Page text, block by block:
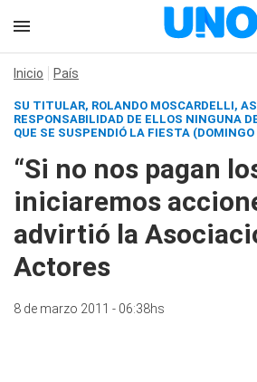
Inicio País
SU TITULAR, ROLANDO MOSCARDELLI,
RESPONSABILIDAD DE ELLOS NINGUNA
QUE SE SUSPENDIÓ LA FIESTA
“Si no nos pagan
iniciaremos
advirtió la
Actores
8 de marzo 2011 - 06:38hs